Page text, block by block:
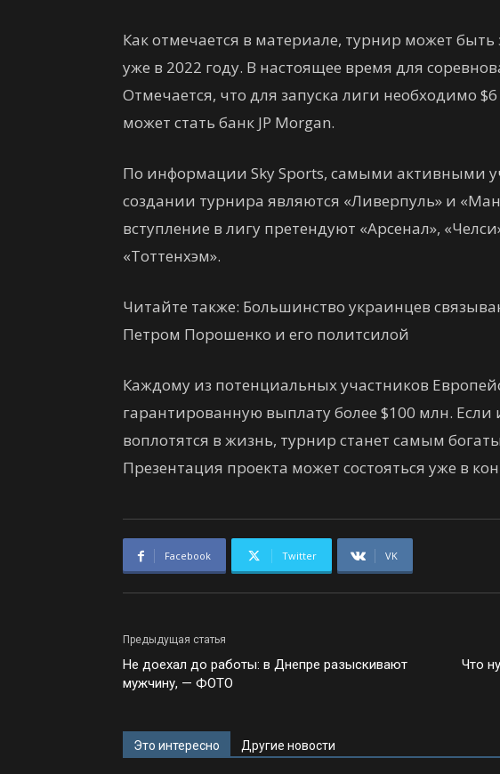
Как отмечается в материале, турнир может
уже в 2022 году. В настоящее время для
Отмечается, что для запуска лиги необходимо
может стать банк JP Morgan.
По информации Sky Sports, самыми активными
создании турнира являются «Ливерпуль» и
вступление в лигу претендуют «Арсенал»,
«Тоттенхэм».
Читайте также: Большинство украинцев
Петром Порошенко и его политсилой
Каждому из потенциальных участников
гарантированную выплату более $100 млн. Если
воплотятся в жизнь, турнир станет самым
Презентация проекта может состояться уже в
Facebook Twitter VK
Предыдущая статья
Не доехал до работы: в Днепре разыскивают
мужчину, — ФОТО
Что
Это интересно Другие новости